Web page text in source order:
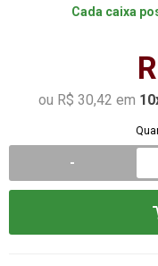
Cada caixa
ou R$ 30,42 em
-